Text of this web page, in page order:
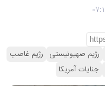
رژیم صهیونیستی رژیم غاصب
جنایات آمریکا